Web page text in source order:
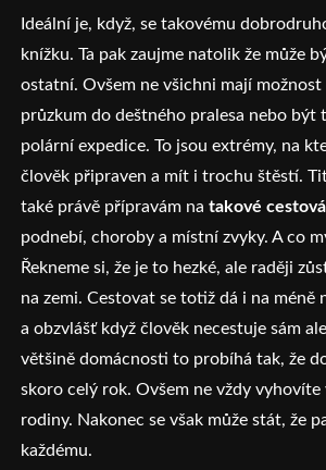
Ideální je, když, se takovému
knížku. Ta pak zaujme natolik že může
ostatní. Ovšem ne všichni mají možnost
průzkum do deštného pralesa nebo být
polární expedice. To jsou extrémy, na
člověk připraven a mít i trochu štěstí.
také právě přípravám natakové
podnebí, choroby a místní zvyky. A co
Řekneme si, že je to hezké, ale raději
na zemi. Cestovat se totiž dá i na méně
a obzvlášť když člověk necestuje sám
většině domácnosti to probíhá tak, že
skoro celý rok. Ovšem ne vždy vyhovíte
rodiny. Nakonec se však může stát, že
každému.